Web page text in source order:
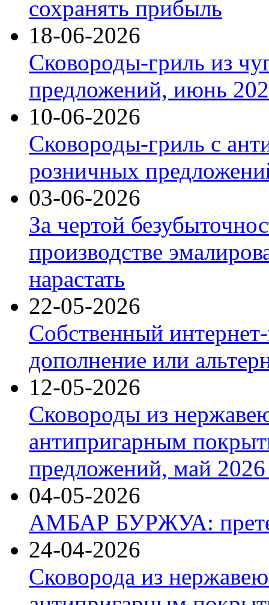
сохранять прибыль
18-06-2026
Сковороды-гриль из
предложений, июнь
10-06-2026
Сковороды-гриль с
розничных
03-06-2026
За чертой
производстве
нарастать
22-05-2026
Собственный
дополнение или
12-05-2026
Сковороды из
антипригарным
предложений, май 2026
04-05-2026
АМБАР БУРЖУА:
24-04-2026
Сковорода из